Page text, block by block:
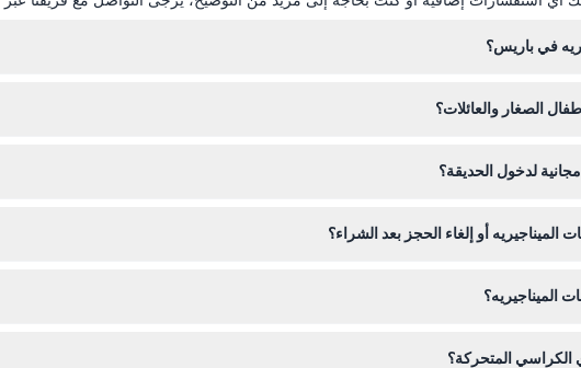
في باريس؟
الصغار والعائلات؟
لدخول الحديقة؟
أو إلغاء الحجز بعد الشراء؟
الميناجيريه؟
الكراسي المتحركة؟